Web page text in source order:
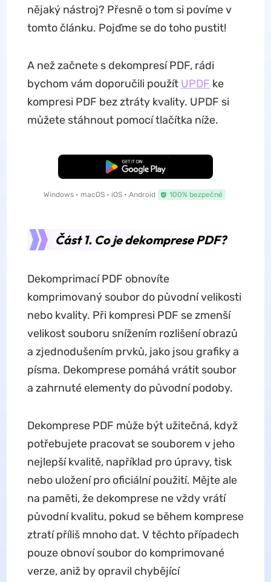
nějaký nástroj? Přesně o tom si povíme v
tomto článku. Pojďme se do toho pustit!
A než začnete s dekompresí PDF, rádi
bychom vám doporučili použít UPDF ke
kompresi PDF bez ztráty kvality. UPDF si
můžete stáhnout pomocí tlačítka níže.
Bezplatné stažení
Windows • macOS • iOS • Android 100% bezpečné
Část 1. Co je dekomprese PDF?
Dekomprimací PDF obnovíte
komprimovaný soubor do původní velikosti
nebo kvality. Při kompresi PDF se zmenší
velikost souboru snížením rozlišení obrazů
a zjednodušením prvků, jako jsou grafiky a
písma. Dekomprese pomáhá vrátit soubor
a zahrnuté elementy do původní podoby.
Dekomprese PDF může být užitečná, když
potřebujete pracovat se souborem v jeho
nejlepší kvalitě, například pro úpravy, tisk
nebo uložení pro oficiální použití. Mějte ale
na paměti, že dekomprese ne vždy vrátí
původní kvalitu, pokud se během komprese
ztratí příliš mnoho dat. V těchto případech
pouze obnoví soubor do komprimované
verze, aniž by opravil chybějící